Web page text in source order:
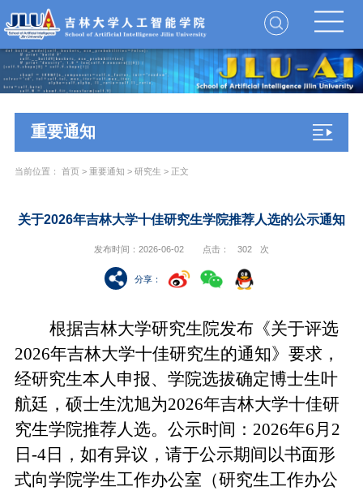
重要通知
当前位置： 首页 > 重要通知 > 研究生 > 正文
关于2026年吉林大学十佳研究生学院推荐人选的公示通知
发布时间：2026-06-02 点击： 302 次
分享：
根据吉林大学研究生院发布《关于评选
2026年吉林大学十佳研究生的通知》要求，
经研究生本人申报、学院选拔确定博士生叶
航廷，硕士生沈旭为2026年吉林大学十佳研
究生学院推荐人选。公示时间：2026年6月2
日-4日，如有异议，请于公示期间以书面形
式向学院学生工作办公室（研究生工作办公